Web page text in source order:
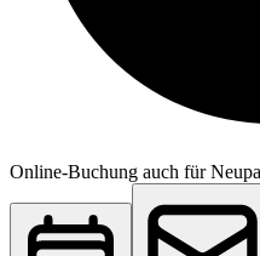
Online-Buchung auch für